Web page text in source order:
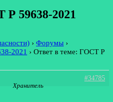
59638-2021
› Форумы ›
2021 › Ответ в теме: ГОСТ Р
#34785
Хранитель